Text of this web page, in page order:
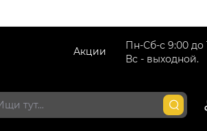
Пн-Сб-с 9:00 до
Вс - выходной.
Акции